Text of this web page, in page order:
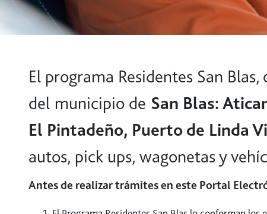
El programa Residentes San
del municipio de San Blas:
El Pintadeño, Puerto de Linda
autos, pick ups, wagonetas y
Antes de realizar trámites en este Portal